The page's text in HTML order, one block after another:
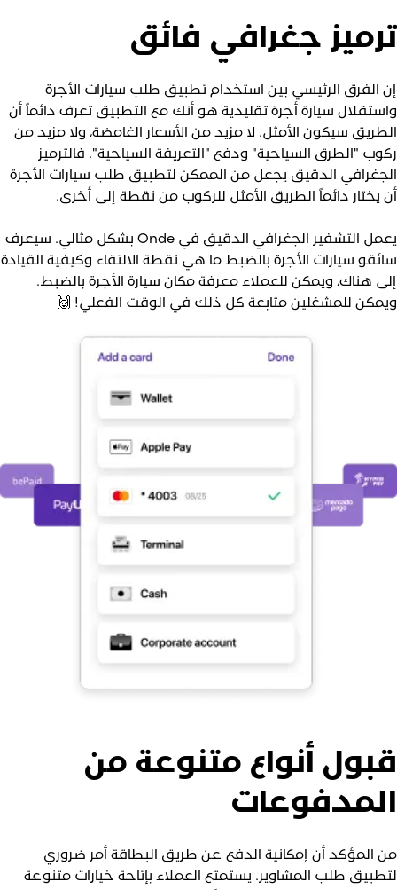
جغرافي فائق
الفرق الرئيسي بين استخدام تطبيق طلب سيارات الأجرة
سيارة أجرة تقليدية هو أنك مع التطبيق تعرف دائماً أن
سيكون الأمثل. لا مزيد من الأسعار الغامضة، ولا مزيد من
"الطرق السياحية" ودفع "التعريفة السياحية". فالترميز
الدقيق يجعل من الممكن لتطبيق طلب سيارات الأجرة
يختار دائماً الطريق الأمثل للركوب من نقطة إلى أخرى.
يعمل التشفير الجغرافي الدقيق في Onde بشكل مثالي. سيعرف
سيارات الأجرة بالضبط ما هي نقطة الالتقاء وكيفية القيادة
هناك، ويمكن للعملاء معرفة مكان سيارة الأجرة بالضبط.
للمشغلين متابعة كل ذلك في الوقت الفعلي! 🙌
أنواع متنوعة من
المؤكد أن إمكانية الدفع عن طريق البطاقة أمر ضروري
طلب المشاوير. يستمتع العملاء بإتاحة خيارات متنوعة